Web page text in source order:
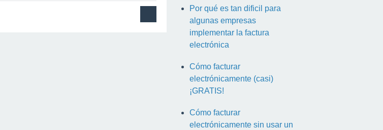
Por qué es tan dificil para
algunas empresas
implementar la factura
electrónica
Cómo facturar
electrónicamente (casi)
¡GRATIS!
Cómo facturar
electrónicamente sin usar un